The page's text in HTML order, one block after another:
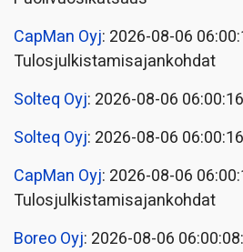
CapMan Oyj: 2026-08-06
Tulosjulkistamisajankohdat
Solteq Oyj: 2026-08-06
Solteq Oyj: 2026-08-06
CapMan Oyj: 2026-08-06
Tulosjulkistamisajankohdat
Boreo Oyj: 2026-08-06